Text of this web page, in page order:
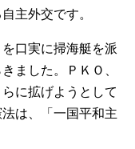
主外交です。
口実に掃海艇を派
ました。ＰＫＯ、
に拡げようとして
は、「一国平和主